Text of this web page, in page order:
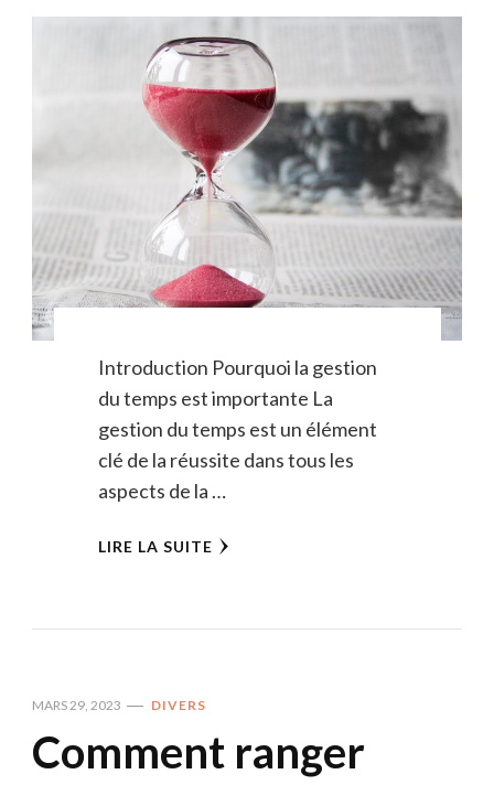
Introduction Pourquoi la gestion
du temps est importante La
gestion du temps est un élément
clé de la réussite dans tous les
aspects de la …
LIRE LA SUITE
MARS 29, 2023 DIVERS
Comment ranger